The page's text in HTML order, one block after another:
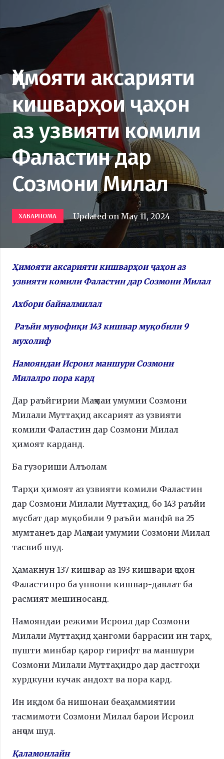
Ҳимояти аксарияти
кишварҳои ҷаҳон
аз узвияти комили
Фаластин дар
Созмони Милал
ХАБАРНОМА Updated onMay 11, 2024
Ҳимояти аксарияти кишварҳои ҷаҳон аз
узвияти комили Фаластин дар Созмони Милал
Ахбори байналмилал
Раъйи мувофиқи 143 кишвар муқобили 9
мухолиф
Намояндаи Исроил маншури Созмони
Милалро пора кард
Дар раъйгирии Маҷмаи умумии Созмони
Милали Муттаҳид аксарият аз узвияти
комили Фаластин дар Созмони Милал
ҳимоят карданд.
Ба гузориши Алъолам
Тарҳи ҳимоят аз узвияти комили Фаластин
дар Созмони Милали Муттаҳид, бо 143 раъйи
мусбат дар муқобили 9 раъйи манфӣ ва 25
мумтанеъ дар Маҷмаи умумии Созмони Милал
тасвиб шуд.
Ҳамакнун 137 кишвар аз 193 кишвари ҷаҳон
Фаластинро ба унвони кишвар-давлат ба
расмият мешиносанд.
Намояндаи режими Исроил дар Созмони
Милали Муттаҳид ҳангоми баррасии ин тарҳ,
пушти минбар қарор гирифт ва маншури
Созмони Милали Муттаҳидро дар дастгоҳи
хурдкуни кучак андохт ва пора кард.
Ин иқдом ба нишонаи беаҳаммиятии
тасмимоти Созмони Милал барои Исроил
анҷом шуд.
Қаламонлайн